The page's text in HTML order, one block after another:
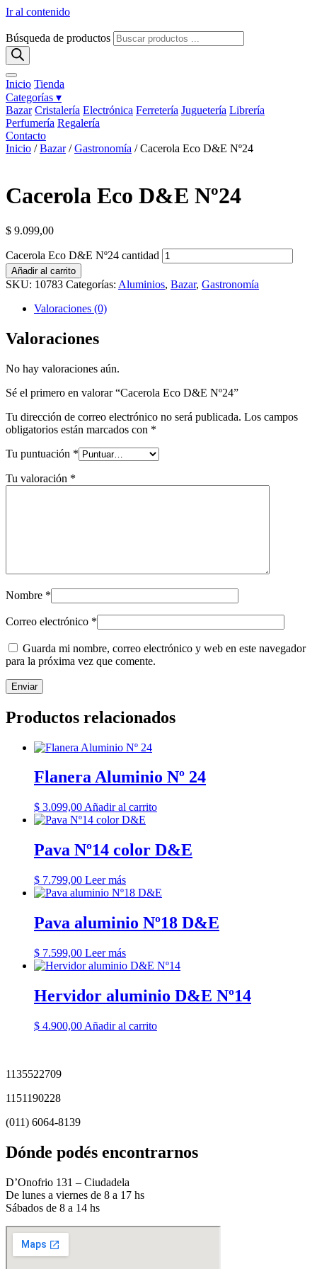
Ir al contenido
Búsqueda de productos
Inicio Tienda
Categorías ▾
Bazar Cristalería Electrónica Ferretería Juguetería Librería
Perfumería Regalería
Contacto
Inicio /Bazar/Gastronomía / Cacerola Eco D&E Nº24
Cacerola Eco D&E Nº24
$ 9.099,00
Cacerola Eco D&E Nº24 cantidad
Añadir al carrito
SKU: 10783 Categorías: Aluminios, Bazar, Gastronomía
Valoraciones (0)
Valoraciones
No hay valoraciones aún.
Sé el primero en valorar “Cacerola Eco D&E Nº24”
Tu dirección de correo electrónico no será publicada. Los campos
obligatorios están marcados con *
Tu puntuación *
Tu valoración *
Nombre *
Correo electrónico *
Guarda mi nombre, correo electrónico y web en este navegador
para la próxima vez que comente.
Productos relacionados
Flanera Aluminio Nº 24
$ 3.099,00 Añadir al carrito
Pava Nº14 color D&E
$ 7.799,00 Leer más
Pava aluminio Nº18 D&E
$ 7.599,00 Leer más
Hervidor aluminio D&E Nº14
$ 4.900,00 Añadir al carrito
1135522709
1151190228
(011) 6064-8139
Dónde podés encontrarnos
D’Onofrio 131 – Ciudadela
De lunes a viernes de 8 a 17 hs
Sábados de 8 a 14 hs